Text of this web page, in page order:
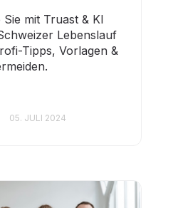
mit Truast & KI
Lebenslauf
Tipps, Vorlagen &
05. JULI 2024